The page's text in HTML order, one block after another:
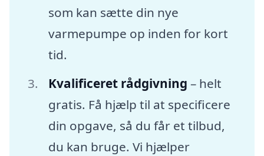
som kan sætte din nye
varmepumpe op inden for kort
tid.
Kvalificeret rådgivning – helt
gratis. Få hjælp til at specificere
din opgave, så du får et tilbud,
du kan bruge. Vi hjælper